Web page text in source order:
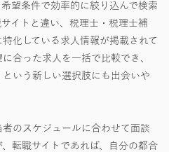
望条件で効率的に絞り込んで検索
イトと違い、税理士・税理士補
化している求人情報が掲載されて
合った求人を一括で比較でき、
という新しい選択肢にも出会いや
のスケジュールに合わせて面談
転職サイトであれば、自分の都合